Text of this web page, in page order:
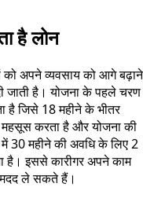
है लोन
को अपने व्यवसाय को आगे बढ़ाने
जाती है। योजना के पहले चरण
है जिसे 18 महीने के भीतर
महसूस करता है और योजना की
30 महीने की अवधि के लिए 2
है। इससे कारीगर अपने काम
ले सकते हैं।